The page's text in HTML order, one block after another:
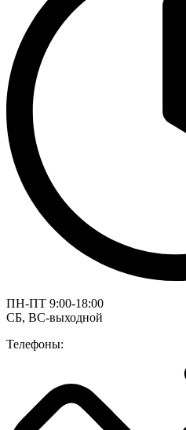
ПН-ПТ 9:00-18:00
СБ, ВС-выходной
Телефоны: